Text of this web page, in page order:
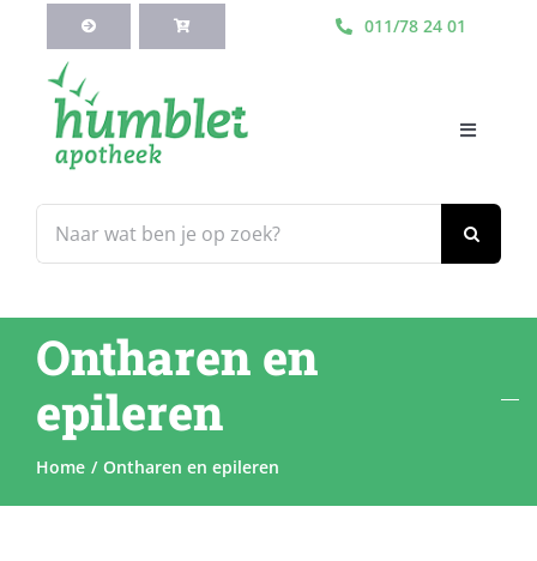
inhoud
011/78 24 01
naar:
Toggle
Webshop
Blog
Diensten
Contacteer Ons
Ontharen en
epileren
Home Ontharen en epileren